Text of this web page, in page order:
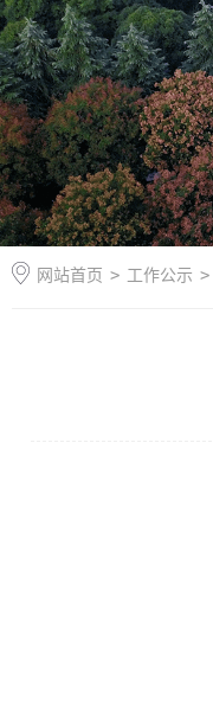
网站首页 > 工作公示 >